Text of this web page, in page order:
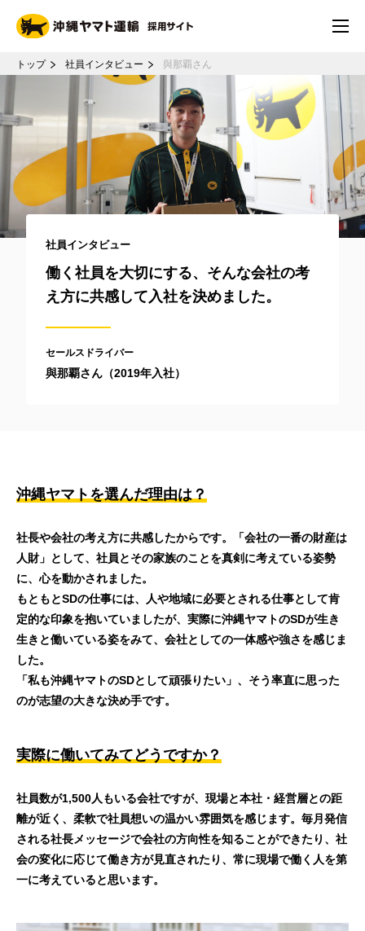
トップ 社員インタビュー 與那覇さん
社員インタビュー
働く社員を大切にする、そんな会社の考
え方に共感して入社を決めました。
セールスドライバー
與那覇さん（2019年入社）
沖縄ヤマトを選んだ理由は？
社長や会社の考え方に共感したからです。「会社の一番の財産は
人財」として、社員とその家族のことを真剣に考えている姿勢
に、心を動かされました。
もともとSDの仕事には、人や地域に必要とされる仕事として肯
定的な印象を抱いていましたが、実際に沖縄ヤマトのSDが生き
生きと働いている姿をみて、会社としての一体感や強さを感じま
した。
「私も沖縄ヤマトのSDとして頑張りたい」、そう率直に思った
のが志望の大きな決め手です。
実際に働いてみてどうですか？
社員数が1,500人もいる会社ですが、現場と本社・経営層との距
離が近く、柔軟で社員想いの温かい雰囲気を感じます。毎月発信
される社長メッセージで会社の方向性を知ることができたり、社
会の変化に応じて働き方が見直されたり、常に現場で働く人を第
一に考えていると思います。